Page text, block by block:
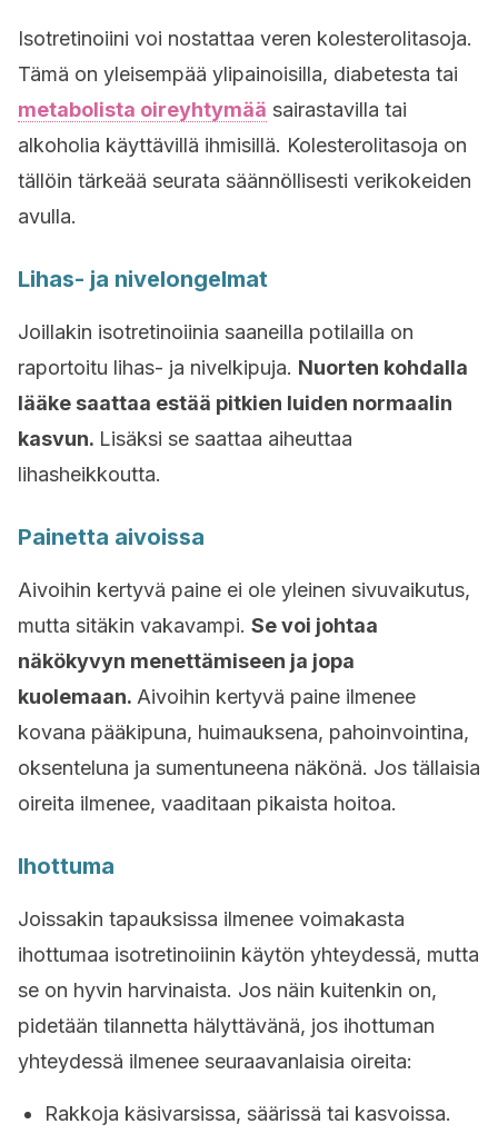
Isotretinoiini voi nostattaa veren kolesterolitasoja.
Tämä on yleisempää ylipainoisilla, diabetesta tai
metabolista oireyhtymää sairastavilla tai
alkoholia käyttävillä ihmisillä. Kolesterolitasoja on
tällöin tärkeää seurata säännöllisesti verikokeiden
avulla.
Lihas- ja nivelongelmat
Joillakin isotretinoiinia saaneilla potilailla on
raportoitu lihas- ja nivelkipuja. Nuorten kohdalla
lääke saattaa estää pitkien luiden normaalin
kasvun. Lisäksi se saattaa aiheuttaa
lihasheikkoutta.
Painetta aivoissa
Aivoihin kertyvä paine ei ole yleinen sivuvaikutus,
mutta sitäkin vakavampi. Se voi johtaa
näkökyvyn menettämiseen ja jopa
kuolemaan. Aivoihin kertyvä paine ilmenee
kovana pääkipuna, huimauksena, pahoinvointina,
oksenteluna ja sumentuneena näkönä. Jos tällaisia
oireita ilmenee, vaaditaan pikaista hoitoa.
Ihottuma
Joissakin tapauksissa ilmenee voimakasta
ihottumaa isotretinoiinin käytön yhteydessä, mutta
se on hyvin harvinaista. Jos näin kuitenkin on,
pidetään tilannetta hälyttävänä, jos ihottuman
yhteydessä ilmenee seuraavanlaisia oireita:
Rakkoja käsivarsissa, säärissä tai kasvoissa.